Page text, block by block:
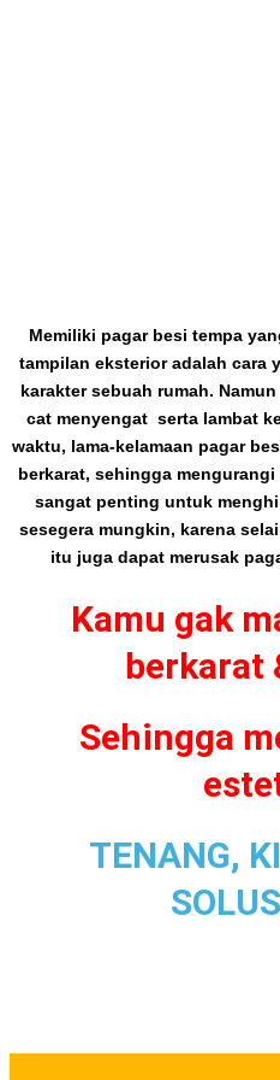
Memiliki pagar besi tempa
tampilan eksterior adalah cara
karakter sebuah rumah.
cat menyengat serta lambat
waktu, lama-kelamaan pagar
berkarat, sehingga
sangat penting untuk
sesegera mungkin, karena
itu juga dapat merusak
Kamu gak
berkarat
Sehingga
TENANG,